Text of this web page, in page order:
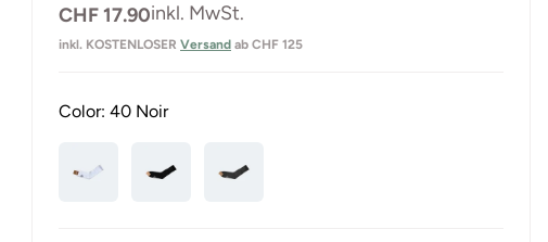
Normaler
Preis
CHF 17.90inkl. MwSt.
inkl. KOSTENLOSER Versand ab CHF 125
Color: 40 Noir